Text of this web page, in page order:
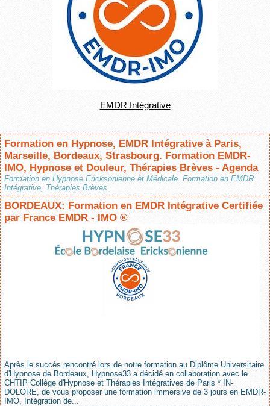
EMDR Intégrative
Formation en Hypnose, EMDR Intégrative à Paris,
Marseille, Bordeaux, Strasbourg. Formation EMDR-
IMO, Hypnose et Douleur, Thérapies Brèves - Agenda
Formation en Hypnose Ericksonienne et Médicale. Formation en EMDR
Intégrative, Thérapies Brèves.
BORDEAUX: Formation en EMDR Intégrative Certifiée
par France EMDR - IMO ®
Après le succès rencontré lors de notre formation au Diplôme Universitaire
d'Hypnose de Bordeaux, Hypnose33 a décidé en collaboration avec le
CHTIP Collège d'Hypnose et Thérapies Intégratives de Paris * IN-
DOLORE, de vous proposer une formation immersive de 3 jours en EMDR-
IMO, Intégration de...